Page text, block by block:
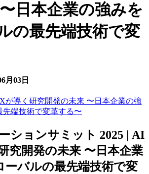
日本企業の強みを
の最先端技術で変
月03日
ションサミット 2025 | AI
究開発の未来 〜日本企業
ーバルの最先端技術で変